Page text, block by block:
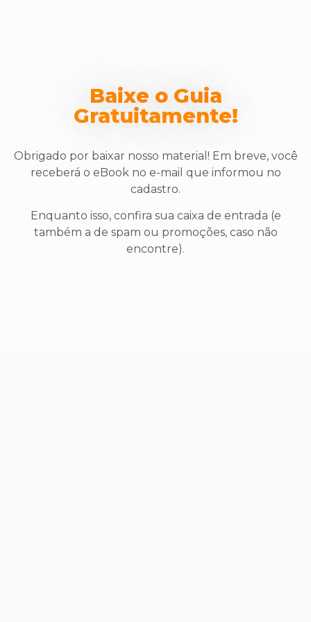
Baixe o Guia
Gratuitamente!
Obrigado por baixar nosso material! Em breve, você
receberá o eBook no e-mail que informou no
cadastro.
Enquanto isso, confira sua caixa de entrada (e
também a de spam ou promoções, caso não
encontre).